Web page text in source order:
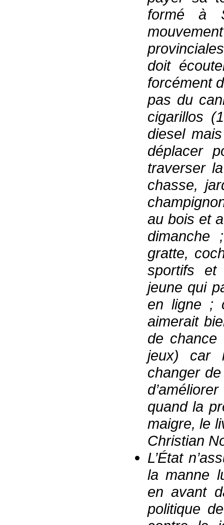
formé à
doit
forcément
pas du
cigarillos
diesel
déplacer
traverser
chasse,
au bois et
dimanche
gratte,
sportifs
jeune qui
en ligne ;
aimerait
de
jeux) car
changer
quand la
maigre, le
Christian
L’État
la manne
en avant
politique